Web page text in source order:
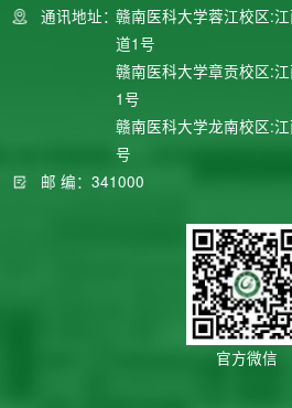
通讯地址：赣南医科大学蓉江校区:
道1号
赣南医科大学章贡校区:
1号
赣南医科大学龙南校区:
号
邮 编：341000
官方微信